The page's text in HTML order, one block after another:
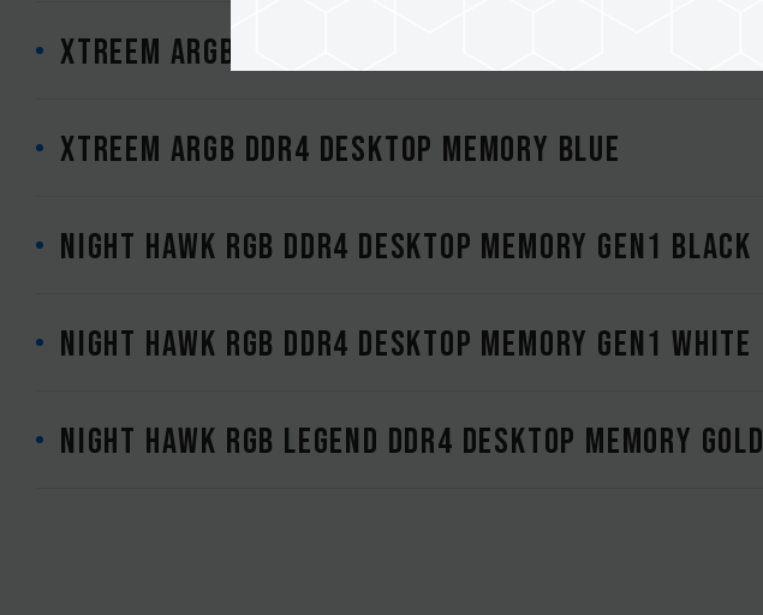
XTREEM ARGB DDR4 DESKTOP MEMORY WHITE
XTREEM ARGB DDR4 DESKTOP MEMORY BLUE
NIGHT HAWK RGB DDR4 DESKTOP MEMORY Gen1 BLACK
NIGHT HAWK RGB DDR4 DESKTOP MEMORY Gen1 WHITE
NIGHT HAWK RGB Legend DDR4 DESKTOP MEMORY GOLD